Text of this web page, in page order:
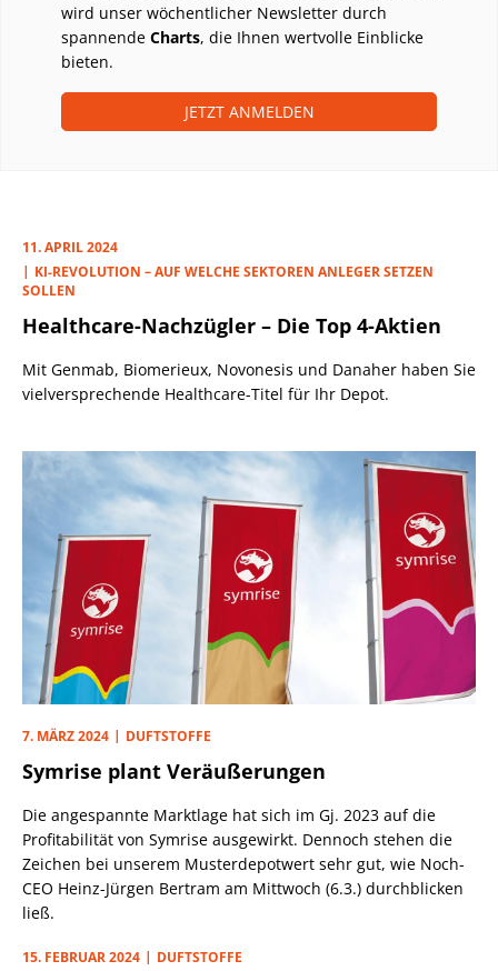
11. APRIL 2024
KI-REVOLUTION – AUF WELCHE SEKTOREN ANLEGER SETZEN
SOLLEN
Healthcare-Nachzügler – Die Top 4-Aktien
Mit Genmab, Biomerieux, Novonesis und Danaher haben Sie
vielversprechende Healthcare-Titel für Ihr Depot.
7. MÄRZ 2024 DUFTSTOFFE
Symrise plant Veräußerungen
Die angespannte Marktlage hat sich im Gj. 2023 auf die
Profitabilität von Symrise ausgewirkt. Dennoch stehen die
Zeichen bei unserem Musterdepotwert sehr gut, wie Noch-
CEO Heinz-Jürgen Bertram am Mittwoch (6.3.) durchblicken
ließ.
15. FEBRUAR 2024 DUFTSTOFFE
wird unser wöchentlicher Newsletter durch
spannende Charts, die Ihnen wertvolle Einblicke
bieten.
JETZT ANMELDEN